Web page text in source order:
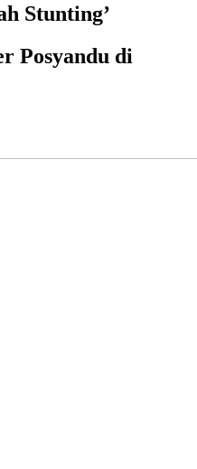
Stunting’
Posyandu di